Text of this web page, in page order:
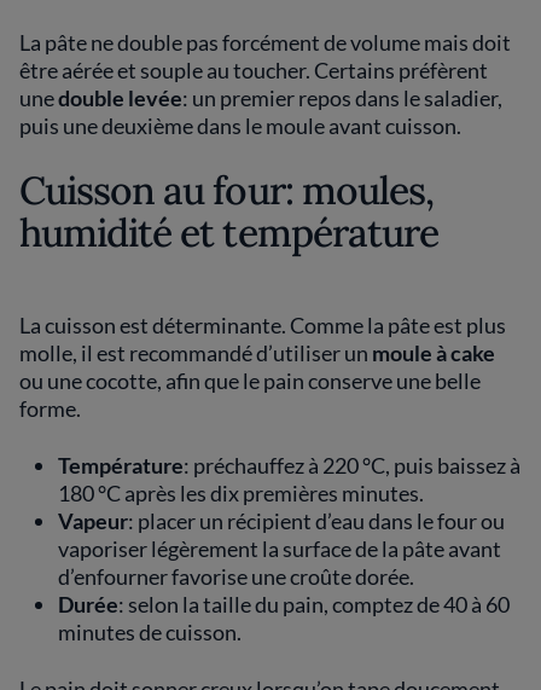
La pâte ne double pas forcément de volume mais doit
être aérée et souple au toucher. Certains préfèrent
unedouble levée: un premier repos dans le saladier,
puis une deuxième dans le moule avant cuisson.
Cuisson au four: moules,
humidité et température
La cuisson est déterminante. Comme la pâte est plus
molle, il est recommandé d’utiliser un moule à cake
ou une cocotte, afin que le pain conserve une belle
forme.
Température: préchauffez à 220 °C, puis baissez à
180 °C après les dix premières minutes.
Vapeur: placer un récipient d’eau dans le four ou
vaporiser légèrement la surface de la pâte avant
d’enfourner favorise une croûte dorée.
Durée: selon la taille du pain, comptez de 40 à 60
minutes de cuisson.